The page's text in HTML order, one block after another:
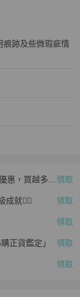
痕跡及些微瑕疵情
惠，買越多、 領取
就👆🏻 領取
領取
正貨鑑定」 領取
領取